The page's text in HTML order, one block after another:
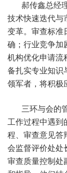
01
们
企业介
企业荣
服务客
郝传鑫总经
技术快速迭代与
变革。审查标准
确；行业竞争加
机构优化申请流
备扎实专业知识
领军者，将积极
三环与会的
工作过程中遇到
程、审查意见答
会监督评价处处
审查质量控制处